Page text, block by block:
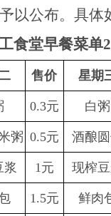
以公布。具体
食堂早餐菜单
售价 星期
0.3元 白粥
粥 0.5元 酒酿
浆 1元 现榨
1.5元 鲜肉